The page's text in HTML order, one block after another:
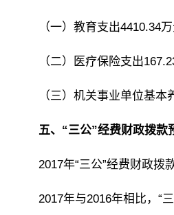
（一）教育支出4410.34
（二）医疗保险支出
（三）机关事业单位基
五、“三公”经费财政拨款
2017年“三公”经费财政拨
2017年与2016年相比，“